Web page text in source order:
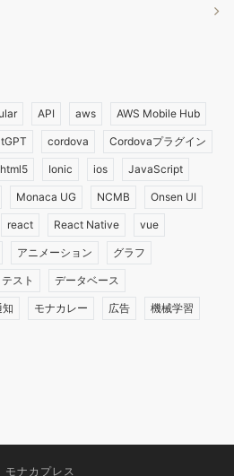
API aws AWS Mobile Hub
cordova Cordovaプラグイン
html5 Ionic ios JavaScript
Monaca UG NCMB Onsen UI
react React Native vue
アニメーション グラフ
テスト データベース
知 モナカレー 広告 機械学習
モナカプレス